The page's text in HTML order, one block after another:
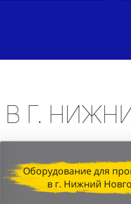
в г.
Оборудование для
в г. Нижний